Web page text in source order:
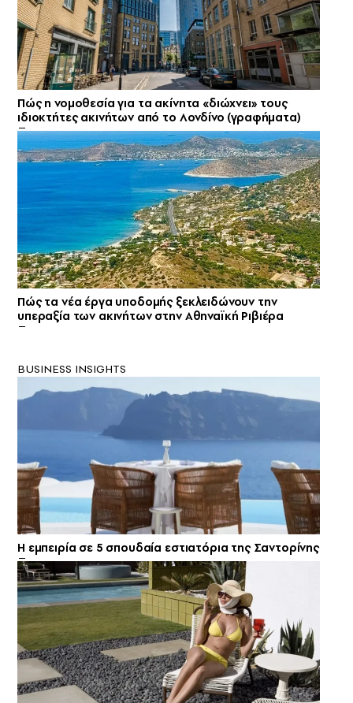
Πώς η νομοθεσία για τα ακίνητα «διώχνει» τους
ιδιοκτήτες ακινήτων από το Λονδίνο (γραφήματα)
Πώς τα νέα έργα υποδομής ξεκλειδώνουν την
υπεραξία των ακινήτων στην Αθηναϊκή Ριβιέρα
BUSINESS INSIGHTS
Η εμπειρία σε 5 σπουδαία εστιατόρια της Σαντορίνης